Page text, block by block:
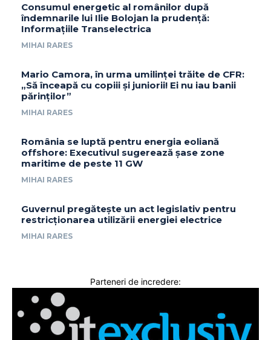
Consumul energetic al românilor după
îndemnarile lui Ilie Bolojan la prudență:
Informațiile Transelectrica
MIHAI RARES
Mario Camora, în urma umilinței trăite de CFR:
„Să înceapă cu copiii și juniorii! Ei nu iau banii
părinților”
MIHAI RARES
România se luptă pentru energia eoliană
offshore: Executivul sugerează șase zone
maritime de peste 11 GW
MIHAI RARES
Guvernul pregătește un act legislativ pentru
restricționarea utilizării energiei electrice
MIHAI RARES
Parteneri de incredere: